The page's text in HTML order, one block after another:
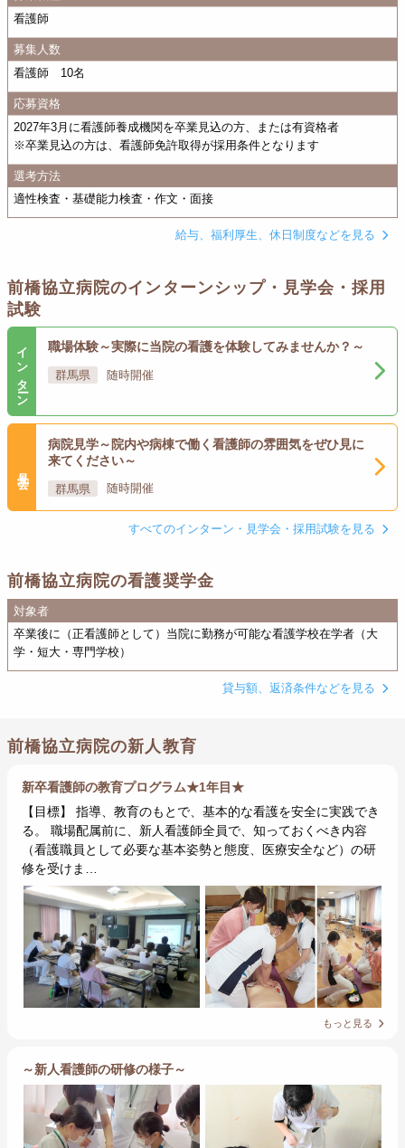
看護師
募集人数
看護師 10名
応募資格
2027年3月に看護師養成機関を卒業見込の方、または有資格者
※卒業見込の方は、看護師免許取得が採用条件となります
選考方法
適性検査・基礎能力検査・作文・面接
給与、福利厚生、休日制度などを見る
前橋協立病院のインターンシップ・見学会・採用
試験
インターン 職場体験～実際に当院の看護を体験してみませんか？～
群馬県 随時開催
病院見学～院内や病棟で働く看護師の雰囲気をぜひ見に
来てください～
群馬県 随時開催
すべてのインターン・見学会・採用試験を見る
前橋協立病院の看護奨学金
対象者
卒業後に（正看護師として）当院に勤務が可能な看護学校在学者（大
学・短大・専門学校）
貸与額、返済条件などを見る
前橋協立病院の新人教育
新卒看護師の教育プログラム★1年目★
【目標】 指導、教育のもとで、基本的な看護を安全に実践でき
る。 職場配属前に、新人看護師全員で、知っておくべき内容
（看護職員として必要な基本姿勢と態度、医療安全など）の研
修を受けま…
もっと見る
～新人看護師の研修の様子～